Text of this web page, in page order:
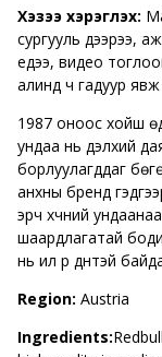
Хэзээ хэрэглэх:
сургууль дээрээ,
үедээ, видео
алинд ч гадуур
1987 оноос хойш
ундаа нь дэлхий
борлуулагддаг
анхны бренд
эрч хүчний
шаардлагатай
нь илүү үр дүнтэй
Region: Austria
Ingredients: